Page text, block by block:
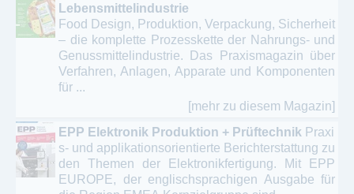
Lebensmittelindustrie
Food Design, Produktion, Verpackung, Sicherheit
– die komplette Prozesskette der Nahrungs- und
Genussmittelindustrie. Das Praxismagazin über
Verfahren, Anlagen, Apparate und Komponenten
für ...
[mehr zu diesem Magazin]
EPP Elektronik Produktion + Prüftechnik Praxi
s- und applikationsorientierte Berichterstattung zu
den Themen der Elektronikfertigung. Mit EPP
EUROPE, der englischsprachigen Ausgabe für